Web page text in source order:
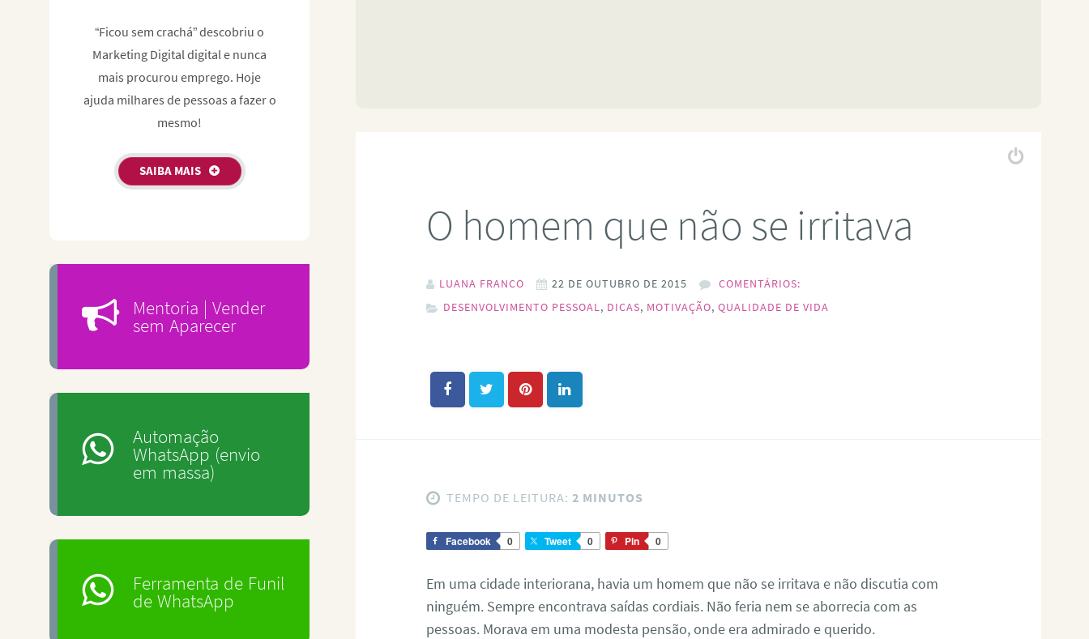
O homem que não se irritava
LUANA FRANCO 22 DE OUTUBRO DE 2015
COMENTÁRIOS:
DESENVOLVIMENTO PESSOAL, DICAS, MOTIVAÇÃO, QUALIDADE DE VIDA
TEMPO DE LEITURA: 2 MINUTOS
Facebook 0 Tweet 0 Pin 0
Em uma cidade interiorana, havia um homem que não se irritava e não discutia com
ninguém. Sempre encontrava saídas cordiais. Não feria nem se aborrecia com as
pessoas. Morava em uma modesta pensão, onde era admirado e querido.
“Ficou sem crachá” descobriu o
Marketing Digital digital e nunca
mais procurou emprego. Hoje
ajuda milhares de pessoas a fazer o
mesmo!
SAIBA MAIS
Mentoria | Vender
sem Aparecer
Automação
WhatsApp (envio
em massa)
Ferramenta de Funil
de WhatsApp